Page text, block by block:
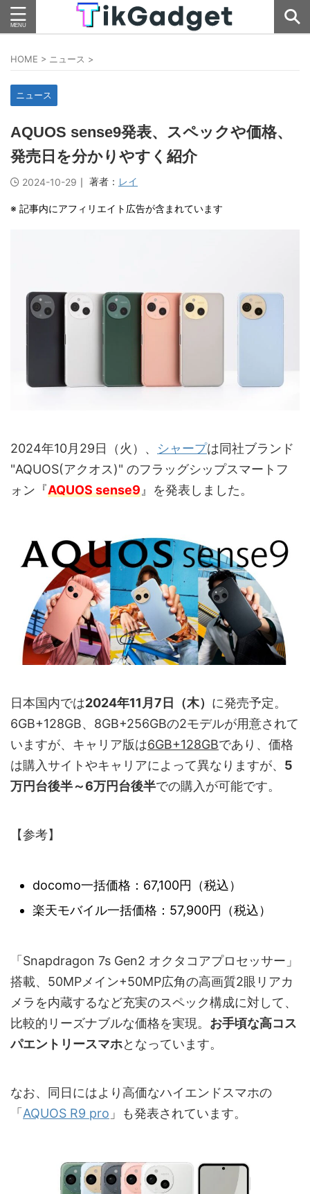
HOME > ニュース >
ニュース
AQUOS sense9発表、スペックや価格、
発売日を分かりやすく紹介
2024-10-29 ｜ 著者： レイ
※ 記事内にアフィリエイト広告が含まれています
2024年10月29日（火）、 シャープは同社ブランド
"AQUOS(アクオス)" のフラッグシップスマートフ
ォン『AQUOS sense9』を発表しました。
日本国内では2024年11月7日（木） に発売予定。
6GB+128GB、8GB+256GBの2モデルが用意されて
いますが、キャリア版は6GB+128GBであり、価格
は購入サイトやキャリアによって異なりますが、 5
万円台後半～6万円台後半での購入が可能です。
【参考】
docomo一括価格：67,100円（税込）
楽天モバイル一括価格：57,900円（税込）
「Snapdragon 7s Gen2 オクタコアプロセッサー」
搭載、50MPメイン+50MP広角の高画質2眼リアカ
メラを内蔵するなど充実のスペック構成に対して、
比較的リーズナブルな価格を実現。 お手頃な高コス
パエントリースマホとなっています。
なお、同日にはより高価なハイエンドスマホの
「AQUOS R9 pro 」も発表されています。